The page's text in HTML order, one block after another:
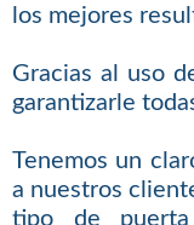
los mejores
Gracias al uso
garantizarle
Tenemos un
a nuestros
tipo de